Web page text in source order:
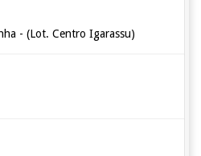
- (Lot. Centro Igarassu)